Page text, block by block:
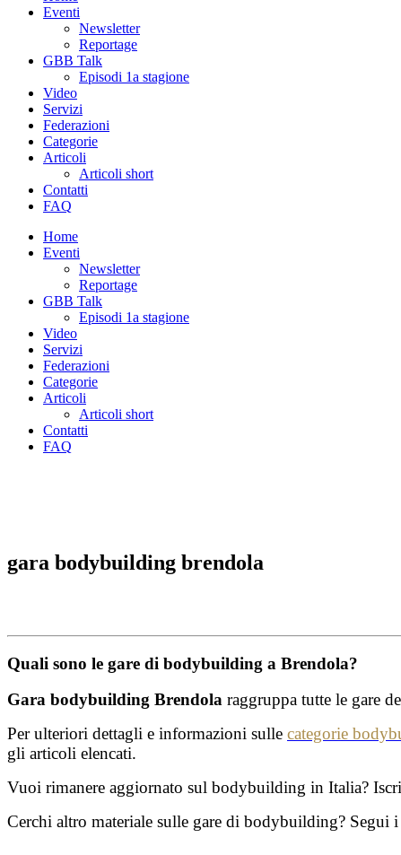
Eventi
Newsletter
Reportage
GBB Talk
Episodi 1a stagione
Video
Servizi
Federazioni
Categorie
Articoli
Articoli short
Contatti
FAQ
Home
Eventi
Newsletter
Reportage
GBB Talk
Episodi 1a stagione
Video
Servizi
Federazioni
Categorie
Articoli
Articoli short
Contatti
FAQ
gara bodybuilding brendola
Quali sono le gare di bodybuilding a Brendola?
Gara bodybuilding Brendola raggruppa tutte le gare
Per ulteriori dettagli e informazioni sulle categorie
gli articoli elencati.
Vuoi rimanere aggiornato sul bodybuilding in Italia?
Cerchi altro materiale sulle gare di bodybuilding?